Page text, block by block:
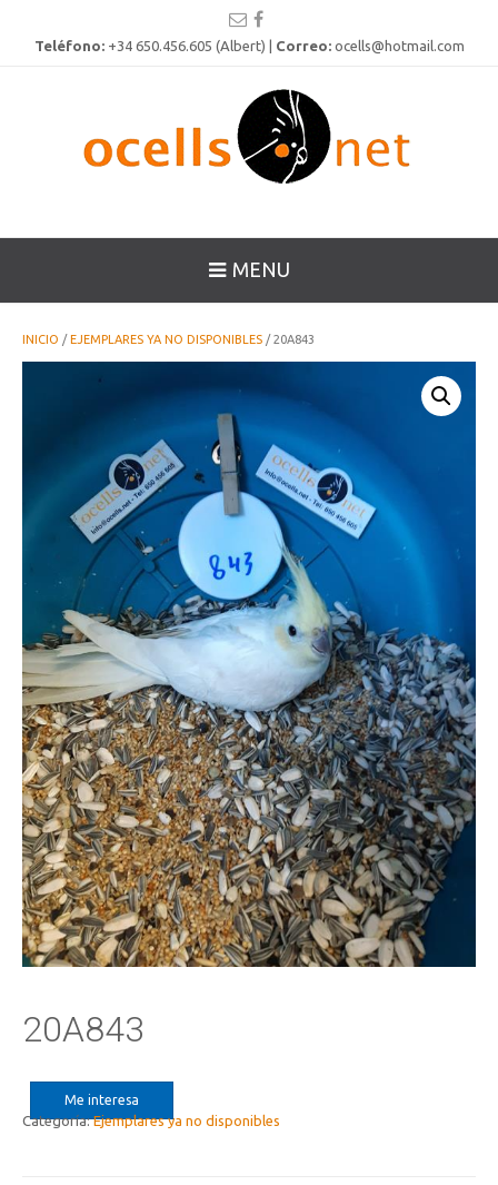
Teléfono:+34 650.456.605 (Albert) | Correo: ocells@hotmail.com
MENU
INICIO /EJEMPLARES YA NO DISPONIBLES / 20A843
20A843
Me interesa
Categoría:Ejemplares ya no disponibles